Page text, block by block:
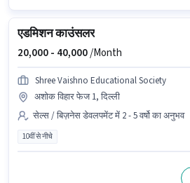
एडमिशन काउंसलर
20,000 - 40,000/Month
Shree Vaishno Educational Society
अशोक विहार फेज 1, दिल्ली
सेल्स / बिज़नेस डेवलपमेंट में 2 - 5 वर्षो का अनुभव
10वीं से नीचे